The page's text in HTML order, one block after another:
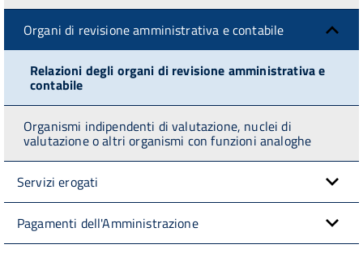
Organi di revisione amministrativa e contabile
Relazioni degli organi di revisione amministrativa e
contabile
Organismi indipendenti di valutazione, nuclei di
valutazione o altri organismi con funzioni analoghe
Servizi erogati
Pagamenti dell'Amministrazione